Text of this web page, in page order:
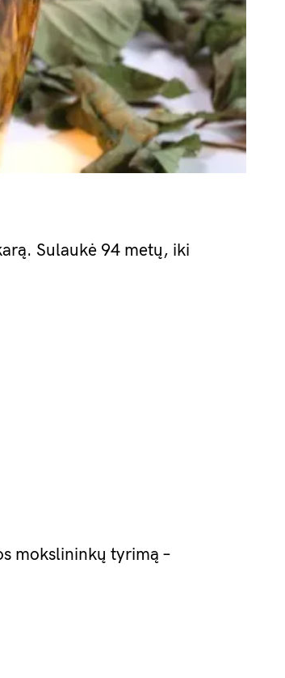
Sulaukė 94 metų, iki
mokslininkų tyrimą –